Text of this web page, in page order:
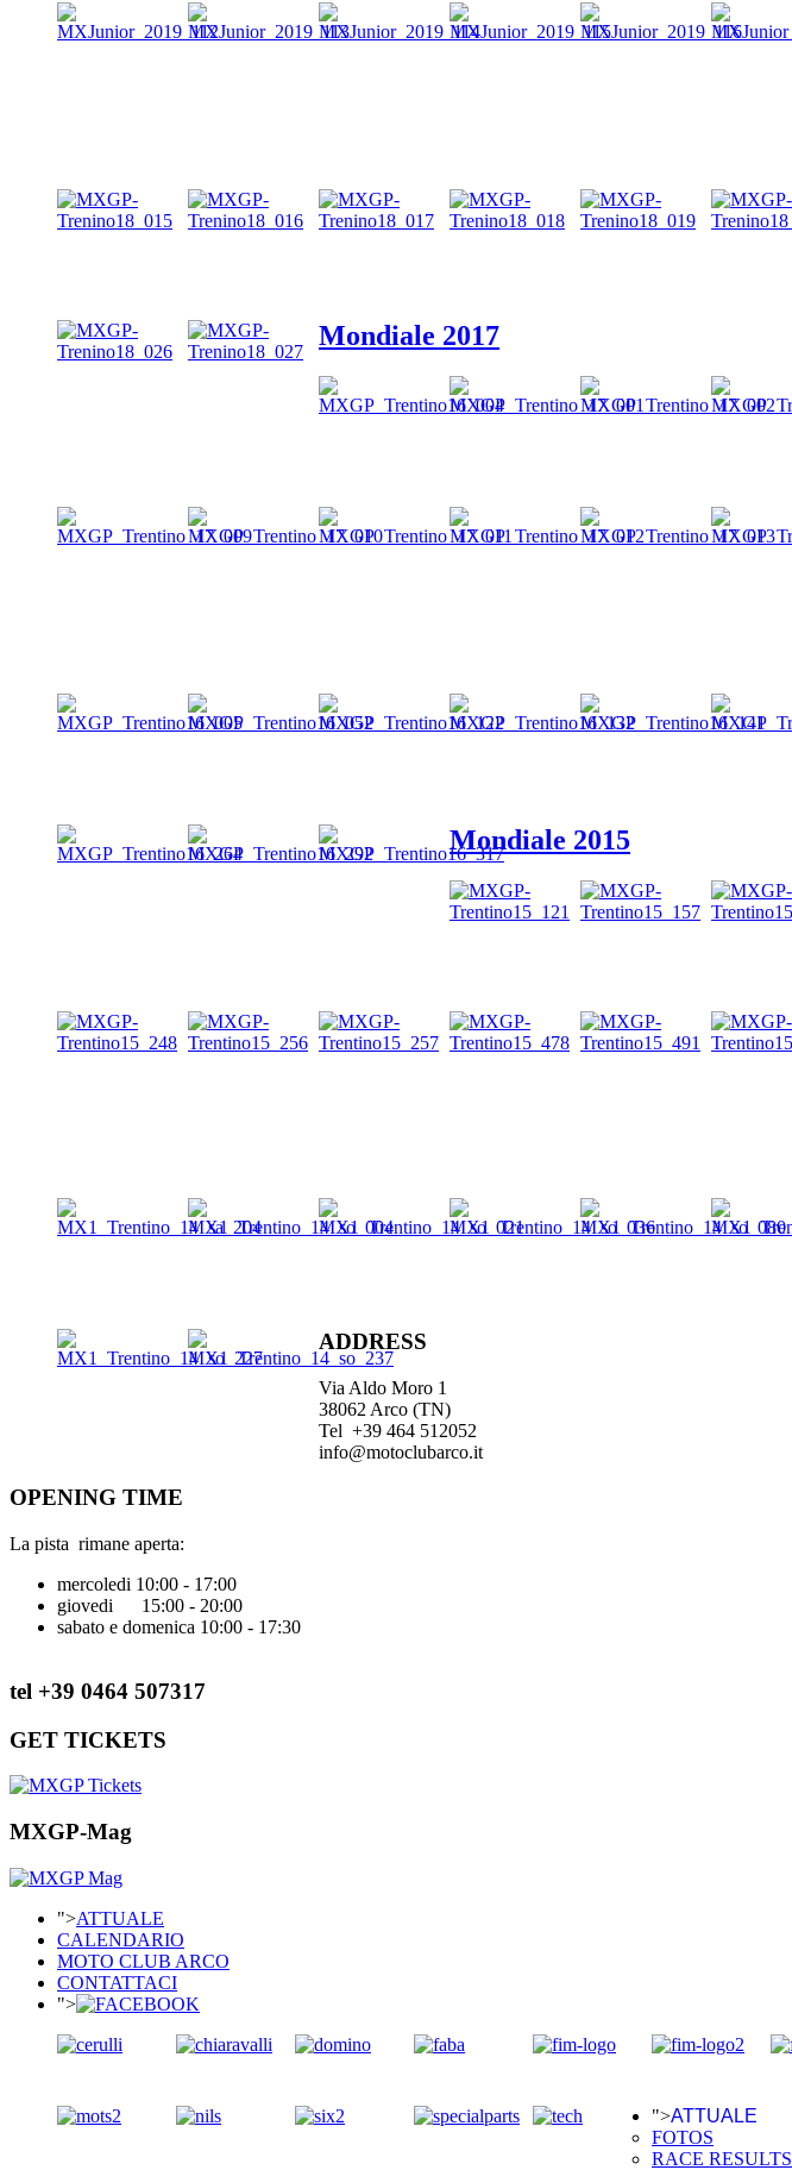
Mondiale 2017
Mondiale 2015
ADDRESS
Via Aldo Moro 1
38062 Arco (TN)
Tel +39 464 512052
info@motoclubarco.it
OPENING TIME
La pista rimane aperta:
mercoledi 10:00 - 17:00
giovedi 15:00 - 20:00
sabato e domenica 10:00 - 17:30
tel +39 0464 507317
GET TICKETS
MXGP-Mag
">ATTUALE
CALENDARIO
MOTO CLUB ARCO
CONTATTACI
">
">ATTUALE
FOTOS
RACE RESULTS